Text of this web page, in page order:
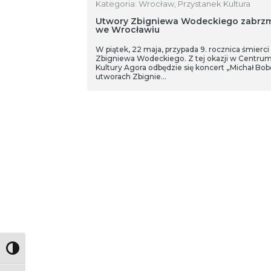
Toggle High Contrast
Kategoria: Wrocław, Przystanek Kultura
Utwory Zbigniewa Wodeckiego
we Wrocławiu
W piątek, 22 maja, przypada 9. rocznica śmierci
Zbigniewa Wodeckiego. Z tej okazji w Centrum
Kultury Agora odbędzie się koncert „Michał
utworach Zbignie…